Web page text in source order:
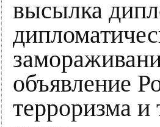
высылка
объявление
терроризма